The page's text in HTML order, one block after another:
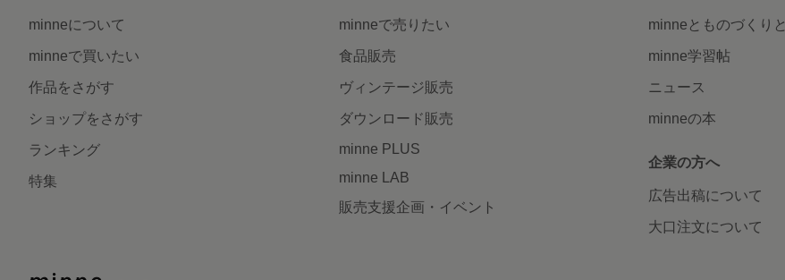
minneについて
minneで買いたい
作品をさがす
ショップをさがす
ランキング
特集
minneで売りたい
食品販売
ヴィンテージ販売
ダウンロード販売
minne PLUS
minne LAB
販売支援企画・イベント
minneとものづくりと
minne学習帖
ニュース
minneの本
企業の方へ
広告出稿について
大口注文について